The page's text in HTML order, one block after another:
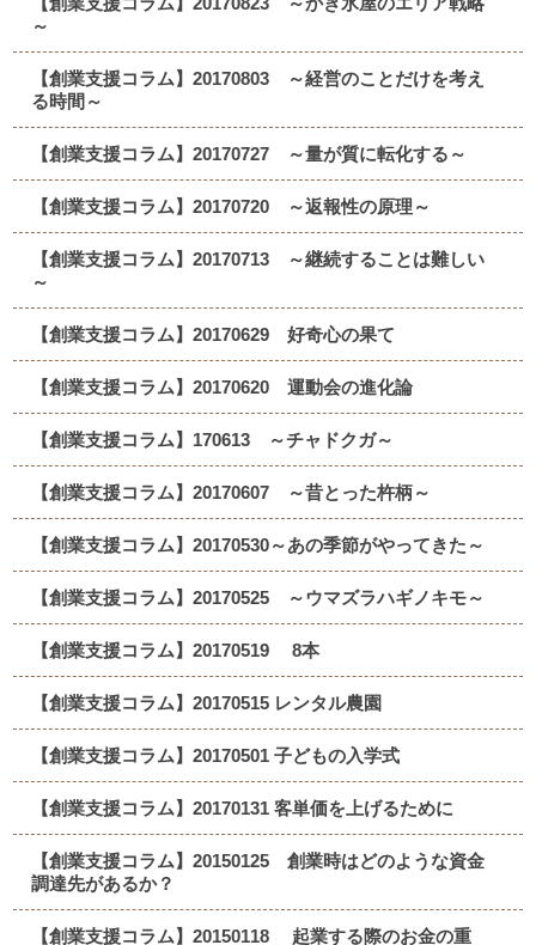
～
【創業支援コラム】20170803 ～経営のことだけを考え
る時間～
【創業支援コラム】20170727 ～量が質に転化する～
【創業支援コラム】20170720 ～返報性の原理～
【創業支援コラム】20170713 ～継続することは難しい
～
【創業支援コラム】20170629 好奇心の果て
【創業支援コラム】20170620 運動会の進化論
【創業支援コラム】170613 ～チャドクガ～
【創業支援コラム】20170607 ～昔とった杵柄～
【創業支援コラム】20170530～あの季節がやってきた～
【創業支援コラム】20170525 ～ウマズラハギノキモ～
【創業支援コラム】20170519 8本
【創業支援コラム】20170515 レンタル農園
【創業支援コラム】20170501 子どもの入学式
【創業支援コラム】20170131 客単価を上げるために
【創業支援コラム】20150125 創業時はどのような資金
調達先があるか？
【創業支援コラム】20150118 起業する際のお金の重